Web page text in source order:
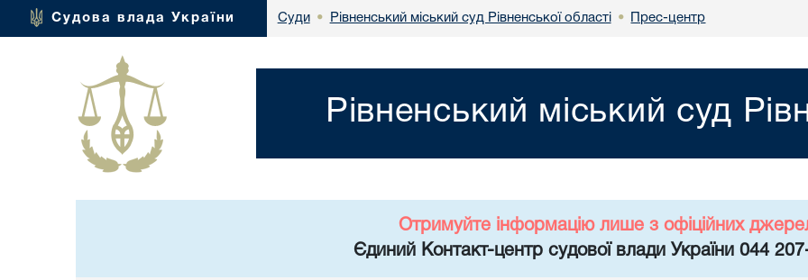
Судова влада України Суди • Рівненський міський суд Рівненської області • Прес-центр
Рівненський міський суд
Отримуйте інформацію лише з офіційних
Єдиний Контакт-центр судової влади України 044